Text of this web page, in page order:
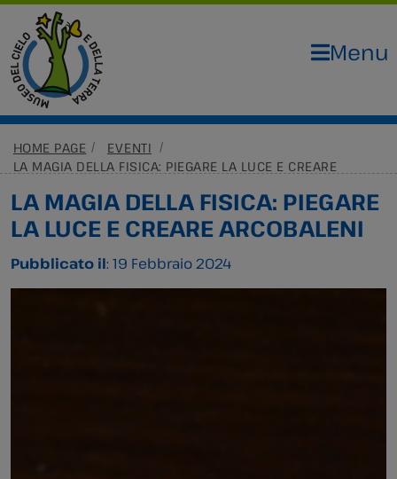
Menu
HOME PAGE
EVENTI
LA MAGIA DELLA FISICA: PIEGARE LA LUCE E CREARE
LA MAGIA DELLA FISICA: PIEGARE
LA LUCE E CREARE ARCOBALENI
Pubblicato il: 19 Febbraio 2024